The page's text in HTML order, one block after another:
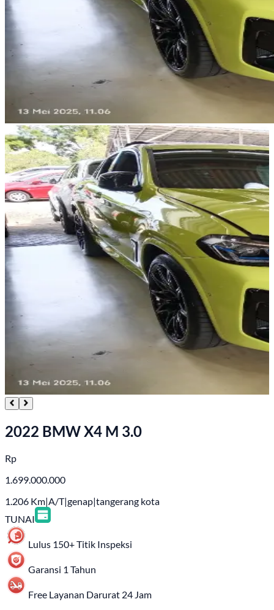
2022 BMW X4 M 3.0
Rp
1.699.000.000
1.206 Km|A/T|genap|tangerang kota
TUNAI
Lulus 150+ Titik Inspeksi
Garansi 1 Tahun
Free Layanan Darurat 24 Jam